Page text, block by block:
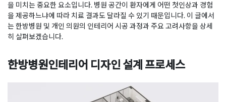
을 미치는 중요한 요소입니다. 병원 공간이 환자에게 어떤 첫인상과 경험
을 제공하느냐에 따라 치료 결과도 달라질 수 있기 때문입니다. 이 글에서
는 한방병원 및 개인 의원의 인테리어 시공 과정과 주요 고려사항을 상세
히 살펴보겠습니다.
한방병원인테리어 디자인 설계 프로세스